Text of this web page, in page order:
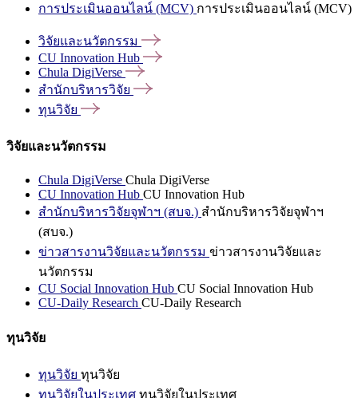
การประเมินออนไลน์ (MCV) การประเมินออนไลน์ (MCV)
วิจัยและนวัตกรรม
CU Innovation Hub
Chula DigiVerse
สำนักบริหารวิจัย
ทุนวิจัย
วิจัยและนวัตกรรม
Chula DigiVerse Chula DigiVerse
CU Innovation Hub CU Innovation Hub
สำนักบริหารวิจัยจุฬาฯ (สบจ.) สำนักบริหารวิจัยจุฬาฯ
(สบจ.)
ข่าวสารงานวิจัยและนวัตกรรม ข่าวสารงานวิจัยและ
นวัตกรรม
CU Social Innovation Hub CU Social Innovation Hub
CU-Daily Research CU-Daily Research
ทุนวิจัย
ทุนวิจัย ทุนวิจัย
ทุนวิจัยในประเทศ ทุนวิจัยในประเทศ